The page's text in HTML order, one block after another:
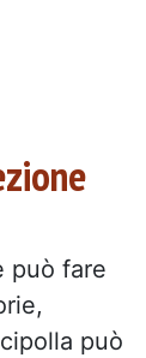
può fare
può